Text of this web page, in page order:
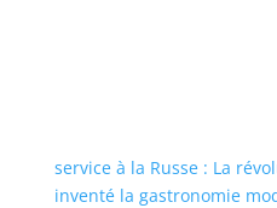
service à la Russe : La
inventé la gastronomie